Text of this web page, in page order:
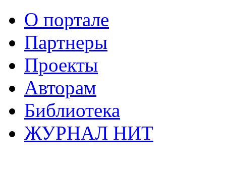
О портале
Партнеры
Проекты
Авторам
Библиотека
ЖУРНАЛ НИТ